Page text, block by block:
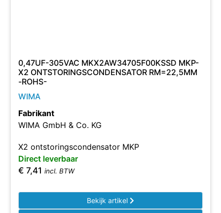
0,47UF-305VAC MKX2AW34705F00KSSD MKP-
X2 ONTSTORINGSCONDENSATOR RM=22,5MM
-ROHS-
WIMA
Fabrikant
WIMA GmbH & Co. KG
X2 ontstoringscondensator MKP
Direct leverbaar
€ 7,41 incl. BTW
Bekijk artikel